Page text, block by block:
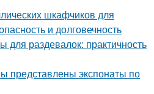
шкафчиков для
и долговечность
раздевалок: практичность
представлены экспонаты по